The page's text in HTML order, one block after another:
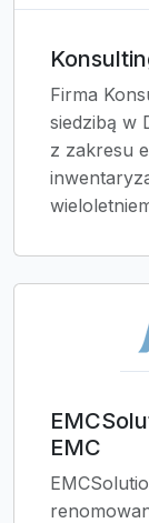
Firma
siedzibą w
z zakresu
EMC